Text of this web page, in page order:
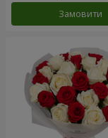
Замовити